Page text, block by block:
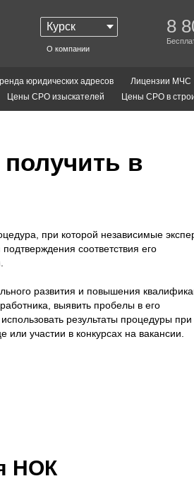
Курск
О компании
8
юридических адресов
Лицензии МЧС
Цены СРО изыскателей Цены СРО в
в
при которой независимые
соответствия его
развития и повышения
выявить пробелы в его
результаты процедуры при
участии в конкурсах на вакансии.
НОК